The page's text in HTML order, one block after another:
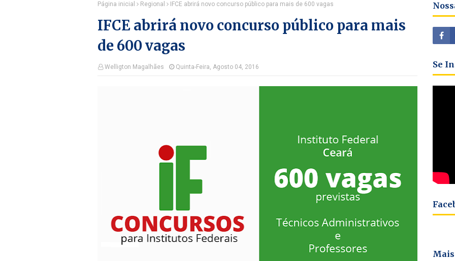
Página inicial Regional IFCE abrirá novo concurso público para mais de 600 vagas
IFCE abrirá novo concurso público para mais
de 600 vagas
Welligton Magalhães Quinta-Feira, Agosto 04, 2016 Se